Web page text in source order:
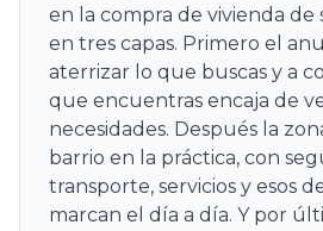
en la compra de vivienda de
en tres capas. Primero el
aterrizar lo que buscas y a
que encuentras encaja de
necesidades. Después la
barrio en la práctica, con
transporte, servicios y esos
marcan el día a día. Y por